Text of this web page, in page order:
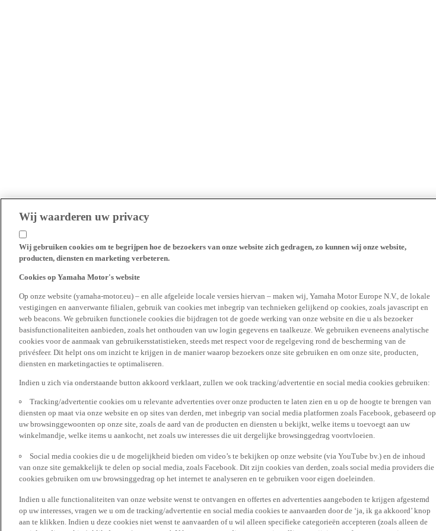
Wij waarderen uw privacy
Wij gebruiken cookies om te begrijpen hoe de bezoekers van onze website zich gedragen, zo kunnen wij onze website,
producten, diensten en marketing verbeteren.
Cookies op Yamaha Motor's website
Op onze website (yamaha-motor.eu) – en alle afgeleide locale versies hiervan – maken wij, Yamaha Motor Europe N.V., de lokale
vestigingen en aanverwante filialen, gebruik van cookies met inbegrip van technieken gelijkend op cookies, zoals javascript en
web beacons. We gebruiken functionele cookies die bijdragen tot de goede werking van onze website en die u als bezoeker
basisfunctionaliteiten aanbieden, zoals het onthouden van uw login gegevens en taalkeuze. We gebruiken eveneens analytische
cookies voor de aanmaak van gebruikersstatistieken, steeds met respect voor de regelgeving rond de bescherming van de
privésfeer. Dit helpt ons om inzicht te krijgen in de manier waarop bezoekers onze site gebruiken en om onze site, producten,
diensten en marketingacties te optimaliseren.
Indien u zich via onderstaande button akkoord verklaart, zullen we ook tracking/advertentie en social media cookies gebruiken:
Tracking/advertentie cookies om u relevante advertenties over onze producten te laten zien en u op de hoogte te brengen van
diensten op maat via onze website en op sites van derden, met inbegrip van social media platformen zoals Facebook, gebaseerd op
uw browsinggewoonten op onze site, zoals de aard van de producten en diensten u bekijkt, welke items u toevoegt aan uw
winkelmandje, welke items u aankocht, net zoals uw interesses die uit dergelijke browsinggedrag voortvloeien.
Social media cookies die u de mogelijkheid bieden om video’s te bekijken op onze website (via YouTube bv.) en de inhoud
van onze site gemakkelijk te delen op social media, zoals Facebook. Dit zijn cookies van derden, zoals social media providers die
cookies gebruiken om uw browsinggedrag op het internet te analyseren en te gebruiken voor eigen doeleinden.
Indien u alle functionaliteiten van onze website wenst te ontvangen en offertes en advertenties aangeboden te krijgen afgestemd
op uw interesses, vragen we u om de tracking/advertentie en social media cookies te aanvaarden door de ‘ja, ik ga akkoord’ knop
aan te klikken. Indien u deze cookies niet wenst te aanvaarden of u wil alleen specifieke categorieën accepteren (zoals alleen de